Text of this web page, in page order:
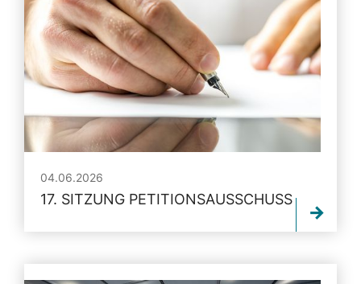
04.06.2026
17. SITZUNG PETITIONSAUSSCHUSS